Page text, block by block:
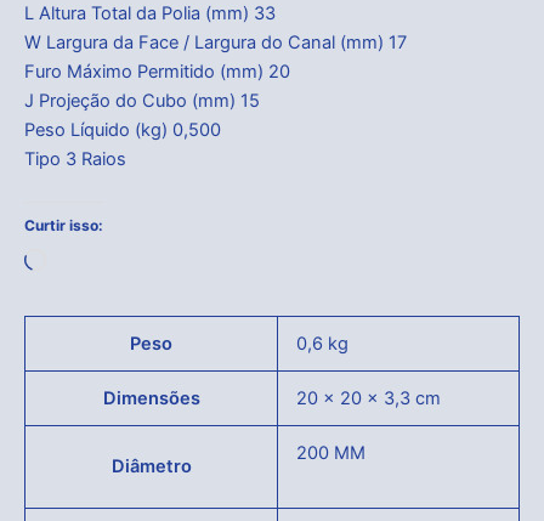
L Altura Total da Polia (mm) 33
W Largura da Face / Largura do Canal (mm) 17
Furo Máximo Permitido (mm) 20
J Projeção do Cubo (mm) 15
Peso Líquido (kg) 0,500
Tipo 3 Raios
Curtir isso:
Peso 0,6 kg
Dimensões 20 × 20 × 3,3 cm
Diâmetro
200 MM